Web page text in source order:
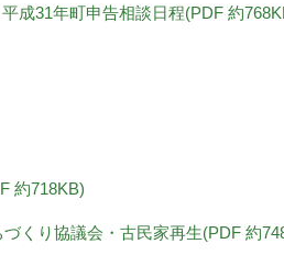
成31年町申告相談日程(PDF 約
約718KB)
くり協議会・古民家再生(PDF 約